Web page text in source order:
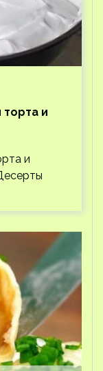
торта и
и